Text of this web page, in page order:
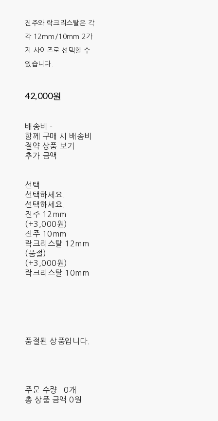
진주와 락크리스탈은 각
각 12mm/10mm 2가
지 사이즈로 선택할 수
있습니다.
42,000원
배송비 -
함께 구매 시 배송비
절약 상품 보기
추가 금액
선택
선택하세요.
선택하세요.
진주 12mm
(+3,000원)
진주 10mm
락크리스탈 12mm
(품절)
(+3,000원)
락크리스탈 10mm
품절된 상품입니다.
주문 수량
0개
총 상품 금액 0원